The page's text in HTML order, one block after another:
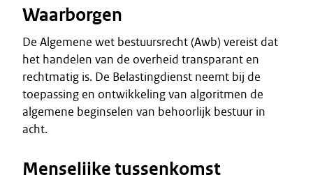
Waarborgen
De Algemene wet bestuursrecht (Awb) vereist dat
het handelen van de overheid transparant en
rechtmatig is. De Belastingdienst neemt bij de
toepassing en ontwikkeling van algoritmen de
algemene beginselen van behoorlijk bestuur in
acht.
Menselijke tussenkomst